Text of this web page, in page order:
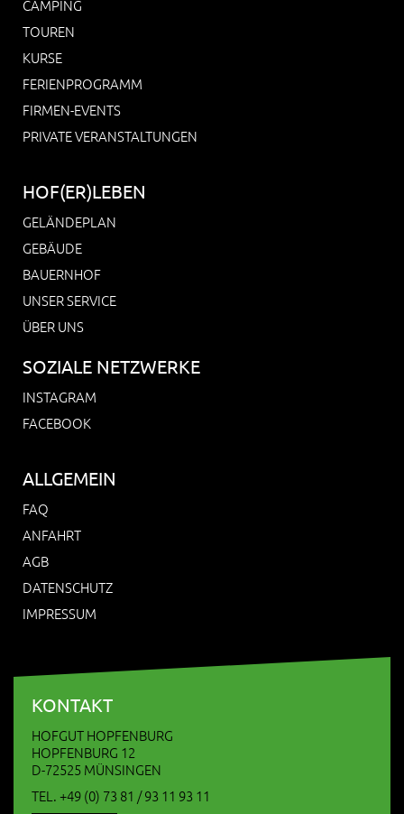
CAMPING
TOUREN
KURSE
FERIENPROGRAMM
FIRMEN-EVENTS
PRIVATE VERANSTALTUNGEN
HOF(ER)LEBEN
GELÄNDEPLAN
GEBÄUDE
BAUERNHOF
UNSER SERVICE
ÜBER UNS
SOZIALE NETZWERKE
INSTAGRAM
FACEBOOK
ALLGEMEIN
FAQ
ANFAHRT
AGB
DATENSCHUTZ
IMPRESSUM
KONTAKT
HOFGUT HOPFENBURG
HOPFENBURG 12
D-72525 MÜNSINGEN
TEL. +49 (0) 73 81 / 93 11 93 11